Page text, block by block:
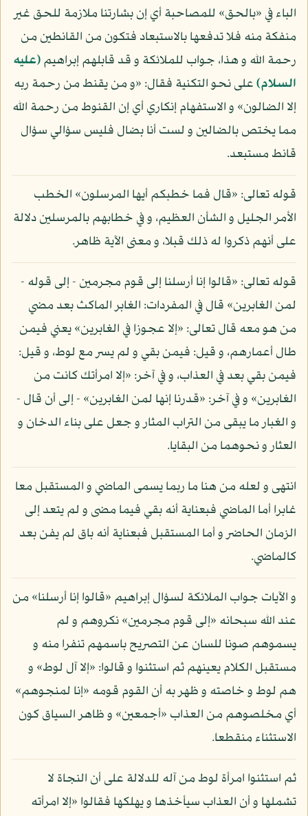
الباء في «بالحق» للمصاحبة أي إن بشارتنا ملازمة للحق غير
منفكة منه فلا تدفعها بالاستبعاد فتكون من القانطين من
رحمة الله و هذا، جواب للملائكة و قد قابلهم إبراهيم(عليه
السلام)على نحو التكنية فقال: «و من يقنط من رحمة ربه
إلا الضالون» و الاستفهام إنكاري أي إن القنوط من رحمة الله
مما يختص بالضالين و لست أنا بضال فليس سؤالي سؤال
قانط مستبعد.
قوله تعالى: «قال فما خطبكم أيها المرسلون» الخطب
الأمر الجليل و الشأن العظيم، و في خطابهم بالمرسلين دلالة
على أنهم ذكروا له ذلك قبلا، و معنى الآية ظاهر.
قوله تعالى: «قالوا إنا أرسلنا إلى قوم مجرمين - إلى قوله -
لمن الغابرين» قال في المفردات: الغابر الماكث بعد مضي
من هو معه قال تعالى: «إلا عجوزا في الغابرين» يعني فيمن
طال أعمارهم، و قيل: فيمن بقي و لم يسر مع لوط، و قيل:
فيمن بقي بعد في العذاب، و في آخر: «إلا امرأتك كانت من
الغابرين» و في آخر: «قدرنا إنها لمن الغابرين» - إلى أن قال -
و الغبار ما يبقى من التراب المثار و جعل على بناء الدخان و
العثار و نحوهما من البقايا.
انتهى و لعله من هنا ما ربما يسمى الماضي و المستقبل معا
غابرا أما الماضي فبعناية أنه بقي فيما مضى و لم يتعد إلى
الزمان الحاضر و أما المستقبل فبعناية أنه باق لم يفن بعد
كالماضي.
و الآيات جواب الملائكة لسؤال إبراهيم «قالوا إنا أرسلنا» من
عند الله سبحانه «إلى قوم مجرمين» نكروهم و لم
يسموهم صونا للسان عن التصريح باسمهم تنفرا منه و
مستقبل الكلام يعينهم ثم استثنوا و قالوا: «إلا آل لوط» و
هم لوط و خاصته و ظهر به أن القوم قومه «إنا لمنجوهم»
أي مخلصوهم من العذاب «أجمعين» و ظاهر السياق كون
الاستثناء منقطعا.
ثم استثنوا امرأة لوط من آله للدلالة على أن النجاة لا
تشملها و أن العذاب سيأخذها و يهلكها فقالوا «إلا امرأته